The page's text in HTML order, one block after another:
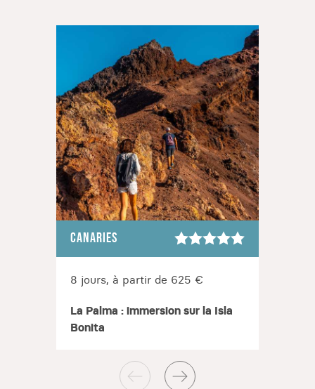
CANARIES
8 jours, à partir de 625 €
La Palma : immersion sur la Isla
Bonita